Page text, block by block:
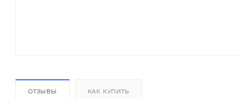
ОТЗЫВЫ КАК КУПИТЬ